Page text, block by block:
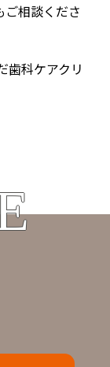
相談くださ
科ケアクリ